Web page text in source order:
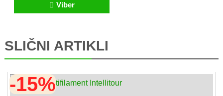
Viber
SLIČNI ARTIKLI
-15%